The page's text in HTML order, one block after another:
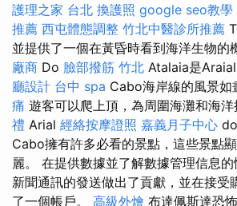
護理之家 台北 換護照 google seo教學
推薦 西屯體態調整 竹北中醫診所推薦
並提供了一個在黃昏時看到海洋生物的
廠商 Do 臉部撥筋 竹北 Atalaia是Araial
廳設計 台中 spa Cabo海岸線的風景如
痛 遊客可以爬上頂，為周圍海灘和海洋
禮 Arial 經絡按摩證照 嘉義月子中心 do
Cabo擁有許多必看的景點，這些景點
麗。 在提供數據並了解數據管理信息
新聞通訊的發送做出了貢獻，並在接受
了一個帳戶。 高級外燴 布達佩斯達恐